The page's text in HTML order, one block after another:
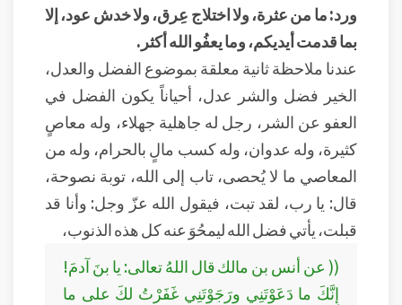
ورد: ما من عثرة، ولا اختلاج عِرق، ولا خدش عود، إلا
بما قدمت أيديكم، وما يعفُو الله أكثر.
عندنا ملاحظة ثانية معلقة بموضوع الفضل والعدل،
الخير فضل والشر عدل، أحياناً يكون الفضل في
العفو عن الشر، رجل له جاهلية جهلاء، وله معاصٍ
كثيرة، وله عدوان، وله كسب مالٍ بالحرام، وله من
المعاصي ما لا يُحصى، تاب إلى الله، توبة نصوحة،
قال: يا رب، لقد تبت، فيقول الله عزّ وجل: وأنا قد
قبلت، يأتي فضل الله ليمحُوَ عنه كل هذه الذنوب،
(( عن أنس بن مالك قال اللهُ تعالى: يا بنَ آدمَ!
إِنَّكَ ما دَعَوْتَنِي ورَجَوْتَنِي غَفَرْتُ لكَ على ما